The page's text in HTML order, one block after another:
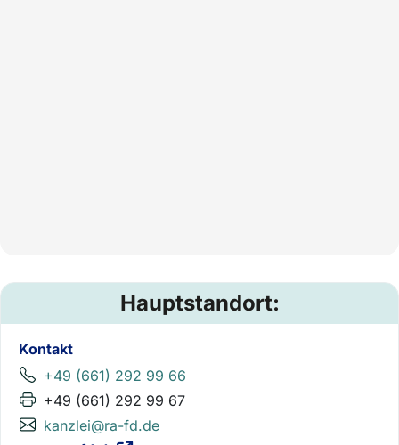
Hauptstandort:
Kontakt
+49 (661) 292 99 66
+49 (661) 292 99 67
kanzlei@ra-fd.de